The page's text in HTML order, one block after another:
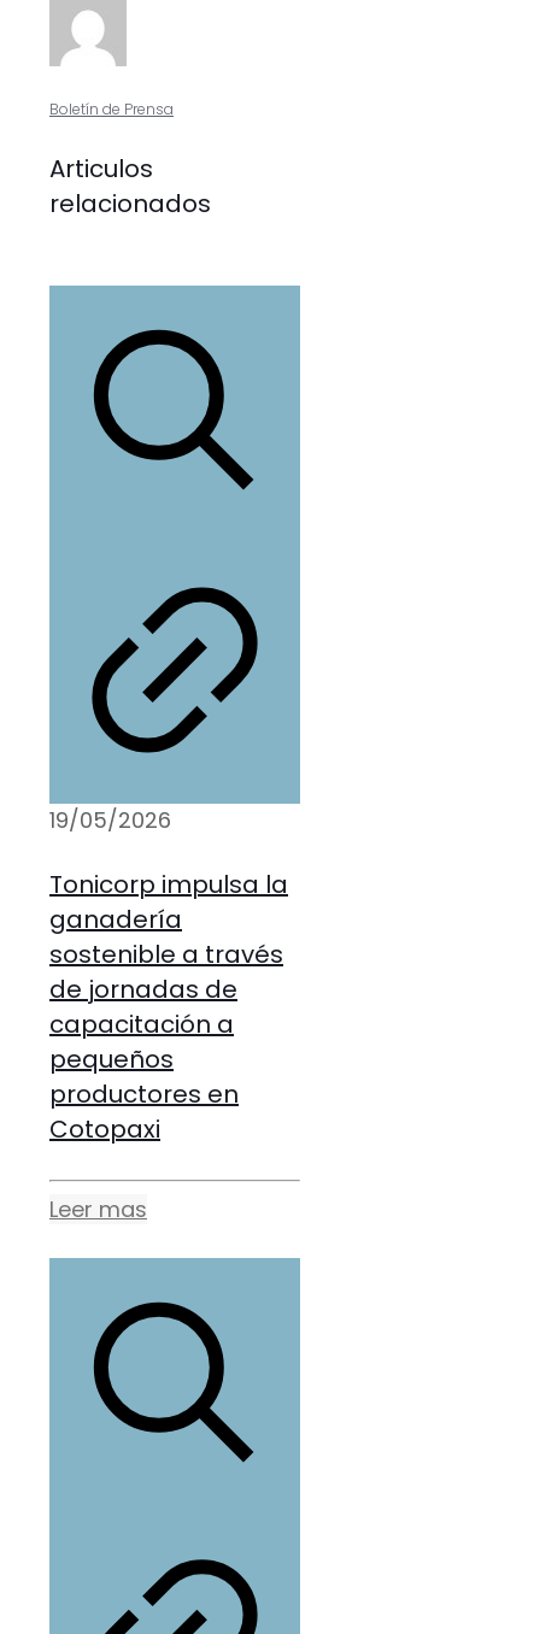
Boletín de Prensa
Articulos
relacionados
19/05/2026
Tonicorp impulsa la
ganadería
sostenible a través
de jornadas de
capacitación a
pequeños
productores en
Cotopaxi
Leer mas